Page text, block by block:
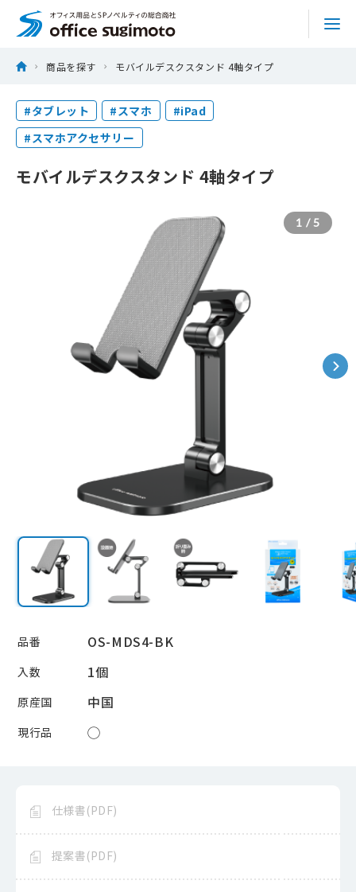
content
株式会社オフィススギモト
サービス
特集
会社情報
お問い合わせ
ホーム
商品を探す モバイルデスクスタンド 4軸タイプ
モバイルデスクスタンド 4軸タイプ
#タブレット #スマホ
#iPad
#スマホアクセサリー
1 / 5
品番 OS-MDS4-BK
入数 1個
原産国 中国
現行品 ◯
仕様書(PDF)
提案書(PDF)